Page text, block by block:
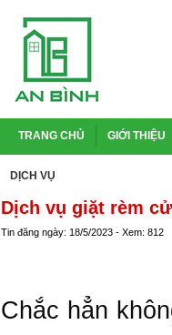
TRANG CHỦ GIỚI THIỆU
DỊCH VỤ
Dịch vụ giặt rèm
Tin đăng ngày: 18/5/2023 - Xem: 812
Chắc hẳn